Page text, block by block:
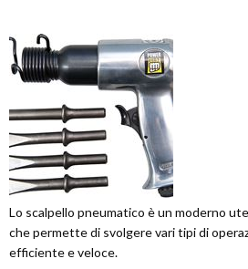
Lo scalpello pneumatico è un moderno
che permette di svolgere vari tipi di
efficiente e veloce.